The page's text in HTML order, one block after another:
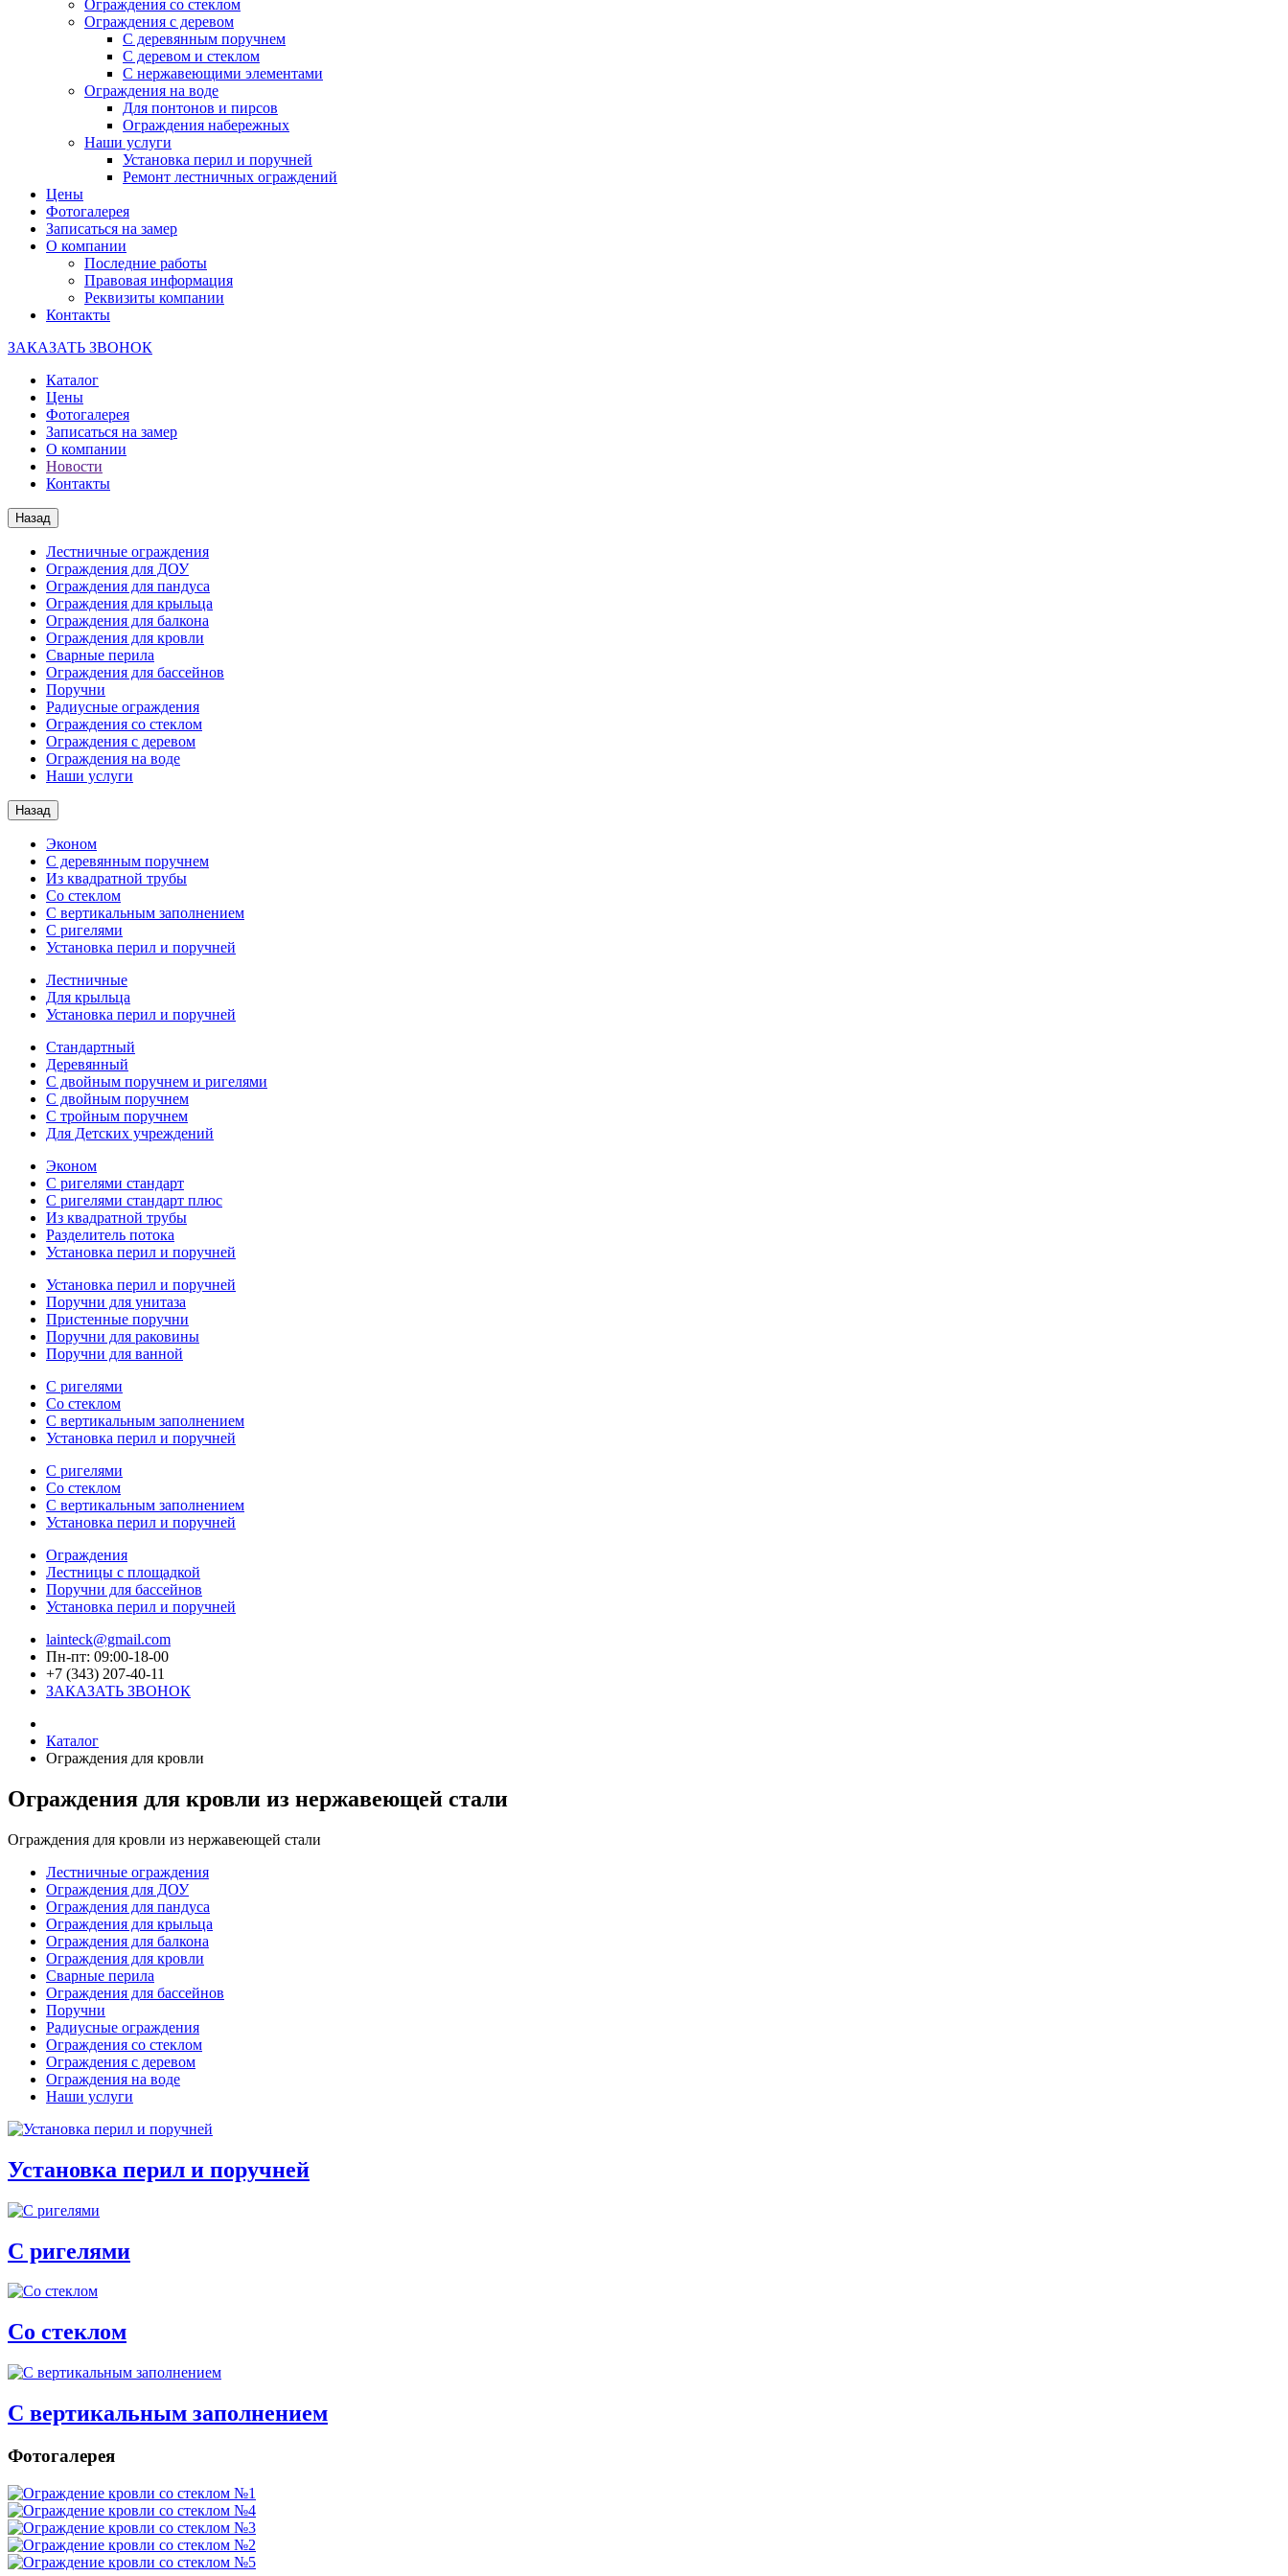
Ограждения со стеклом
Ограждения с деревом
С деревянным поручнем
С деревом и стеклом
С нержавеющими элементами
Ограждения на воде
Для понтонов и пирсов
Ограждения набережных
Наши услуги
Установка перил и поручней
Ремонт лестничных ограждений
Цены
Фотогалерея
Записаться на замер
О компании
Последние работы
Правовая информация
Реквизиты компании
Контакты
ЗАКАЗАТЬ ЗВОНОК
Каталог
Цены
Фотогалерея
Записаться на замер
О компании
Новости
Контакты
Назад
Лестничные ограждения
Ограждения для ДОУ
Ограждения для пандуса
Ограждения для крыльца
Ограждения для балкона
Ограждения для кровли
Сварные перила
Ограждения для бассейнов
Поручни
Радиусные ограждения
Ограждения со стеклом
Ограждения с деревом
Ограждения на воде
Наши услуги
Назад
Эконом
С деревянным поручнем
Из квадратной трубы
Со стеклом
С вертикальным заполнением
С ригелями
Установка перил и поручней
Лестничные
Для крыльца
Установка перил и поручней
Стандартный
Деревянный
С двойным поручнем и ригелями
С двойным поручнем
С тройным поручнем
Для Детских учреждений
Эконом
С ригелями стандарт
С ригелями стандарт плюс
Из квадратной трубы
Разделитель потока
Установка перил и поручней
Установка перил и поручней
Поручни для унитаза
Пристенные поручни
Поручни для раковины
Поручни для ванной
С ригелями
Со стеклом
С вертикальным заполнением
Установка перил и поручней
С ригелями
Со стеклом
С вертикальным заполнением
Установка перил и поручней
Ограждения
Лестницы с площадкой
Поручни для бассейнов
Установка перил и поручней
lainteck@gmail.com
Пн-пт: 09:00-18-00
+7 (343) 207-40-11
ЗАКАЗАТЬ ЗВОНОК
Каталог
Ограждения для кровли
Ограждения для кровли из нержавеющей стали
Ограждения для кровли из нержавеющей стали
Лестничные ограждения
Ограждения для ДОУ
Ограждения для пандуса
Ограждения для крыльца
Ограждения для балкона
Ограждения для кровли
Сварные перила
Ограждения для бассейнов
Поручни
Радиусные ограждения
Ограждения со стеклом
Ограждения с деревом
Ограждения на воде
Наши услуги
Установка перил и поручней
С ригелями
Со стеклом
С вертикальным заполнением
Фотогалерея